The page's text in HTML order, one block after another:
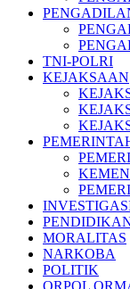
TNI-POLRI
KEJAKSAAN
MORALITAS
NARKOBA
POLITIK
ORPOL